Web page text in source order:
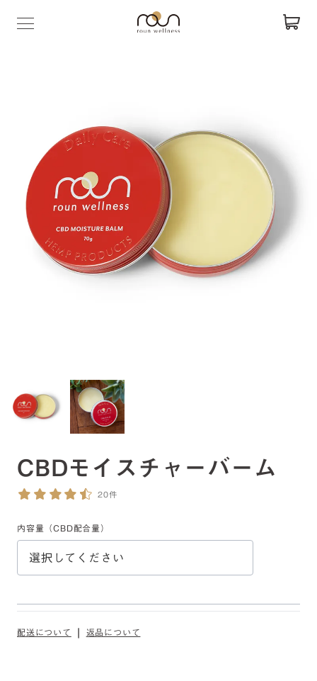
CBDモイスチャーバーム
20件
内容量（CBD配合量）